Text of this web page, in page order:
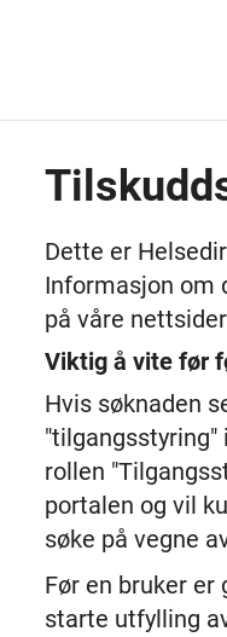
Dette er
Informasjon om
på våre
Viktig å vite før
Hvis søknaden
"tilgangsstyring"
rollen
portalen og vil
søke på vegne
Før en bruker
starte utfylling